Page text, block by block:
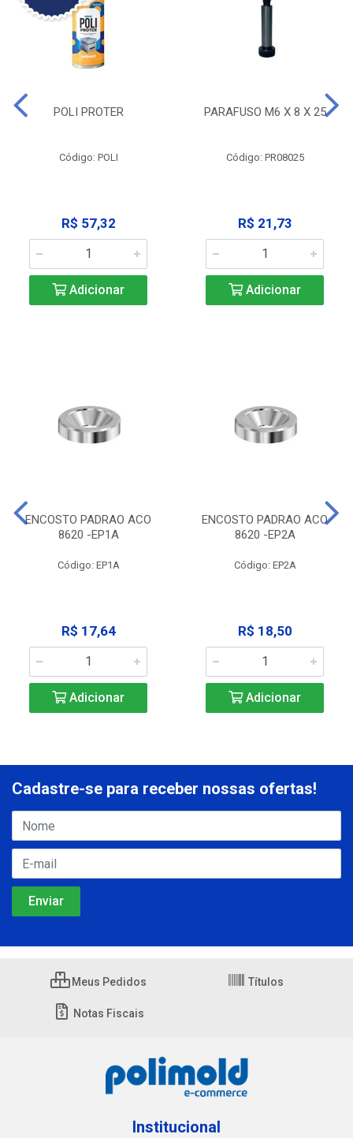
POLI PROTER
Código: POLI
R$ 57,32
Adicionar
PARAFUSO M6 X 8 X 25
Código: PR08025
R$ 21,73
Adicionar
ENCOSTO PADRAO ACO
8620 -EP1A
Código: EP1A
R$ 17,64
Adicionar
ENCOSTO PADRAO ACO
8620 -EP2A
Código: EP2A
R$ 18,50
Adicionar
Cadastre-se para receber nossas ofertas!
Meus Pedidos Títulos
Notas Fiscais
Institucional